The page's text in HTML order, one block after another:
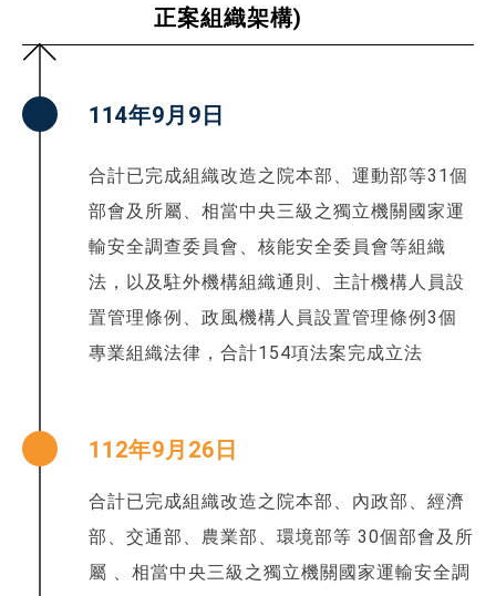
正案組織架構)
114年9月9日
合計已完成組織改造之院本部、運動部等31個
部會及所屬、相當中央三級之獨立機關國家運
輸安全調查委員會、核能安全委員會等組織
法，以及駐外機構組織通則、主計機構人員設
置管理條例、政風機構人員設置管理條例3個
專業組織法律，合計154項法案完成立法
112年9月26日
合計已完成組織改造之院本部、內政部、經濟
部、交通部、農業部、環境部等 30個部會及所
屬 、相當中央三級之獨立機關國家運輸安全調